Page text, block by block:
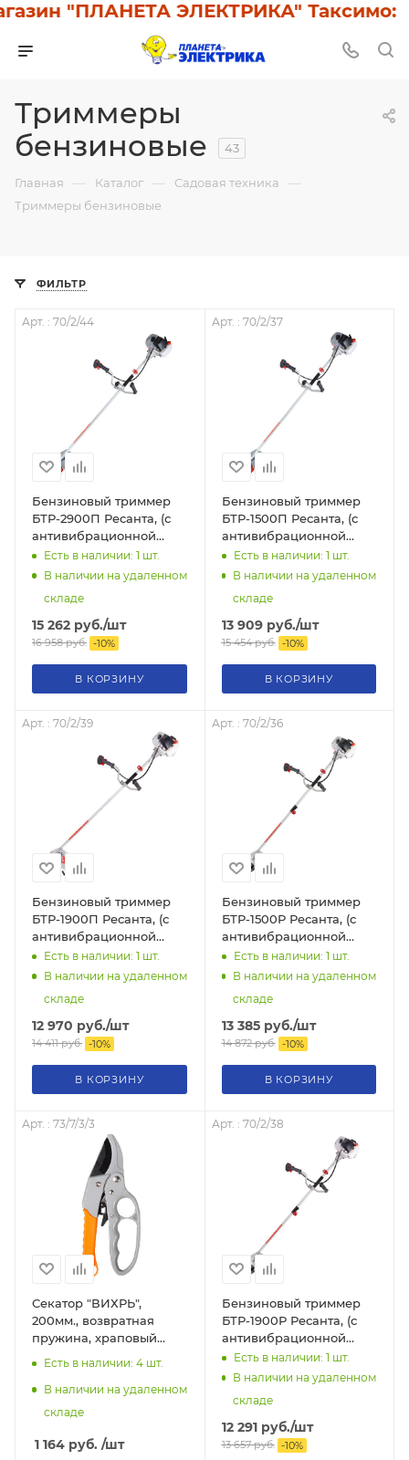
"ПЛАНЕТА ЭЛЕКТРИКА" Таксимо: У
Триммеры
бензиновые
43
Главная — Каталог — Садовая техника —
Триммеры бензиновые
ФИЛЬТР
Арт. : 70/2/44
Бензиновый триммер
БТР-2900П Ресанта, (с
антивибрационной
системой), 70/2/44
Есть в наличии: 1 шт.
В наличии на удаленном
складе
15 262 руб./шт
16 958руб. -10%
В КОРЗИНУ
Арт. : 70/2/37
Бензиновый триммер
БТР-1500П Ресанта, (с
антивибрационной
системой), 70/2/37
Есть в наличии: 1 шт.
В наличии на удаленном
складе
13 909руб./шт
15 454руб. -10%
В КОРЗИНУ
Арт. : 70/2/39
Бензиновый триммер
БТР-1900П Ресанта, (с
антивибрационной
системой), 70/2/39
Есть в наличии: 1 шт.
В наличии на удаленном
складе
12 970 руб./шт
14 411руб. -10%
В КОРЗИНУ
Арт. : 70/2/36
Бензиновый триммер
БТР-1500Р Ресанта, (с
антивибрационной
системой), 70/2/36
Есть в наличии: 1 шт.
В наличии на удаленном
складе
13 385руб./шт
14 872руб. -10%
В КОРЗИНУ
Арт. : 73/7/3/3
Секатор "ВИХРЬ",
200мм., возвратная
пружина, храповый
покр.,металл.обрезиненные
рукоятки 73/7/3/3
Есть в наличии: 4 шт.
В наличии на удаленном
складе
1 164 руб. /шт
Арт. : 70/2/38
Бензиновый триммер
БТР-1900Р Ресанта, (с
антивибрационной
системой), 70/2/38
Есть в наличии: 1 шт.
В наличии на удаленном
складе
12 291руб./шт
13 657руб. -10%